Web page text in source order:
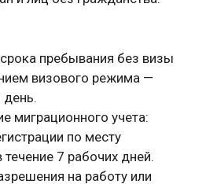
пребывания без визы
визового режима —
миграционного учета:
по месту
7 рабочих дней.
на работу или